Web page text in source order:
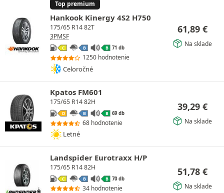
Top premium
Hankook Kinergy 4S2 H750
175/65 R14 82T
3PMSF
C B B 71 db
1250 hodnotenie
Celoročné
61,89 €
Na sklade
Kpatos FM601
175/65 R14 82H
D B B 69 db
68 hodnotenie
Letné
39,29 €
Na sklade
Landspider Eurotraxx H/P
175/65 R14 82H
C B B 70 db
34 hodnotenie
51,78 €
Na sklade